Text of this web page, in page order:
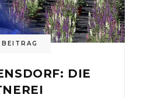
DIE